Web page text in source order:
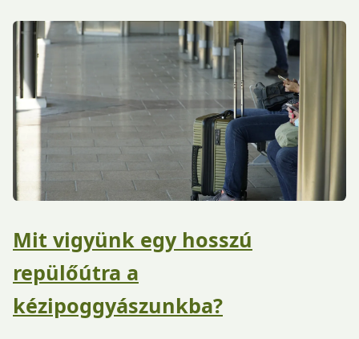
Mit vigyünk egy hosszú
repülőútra a
kézipoggyászunkba?